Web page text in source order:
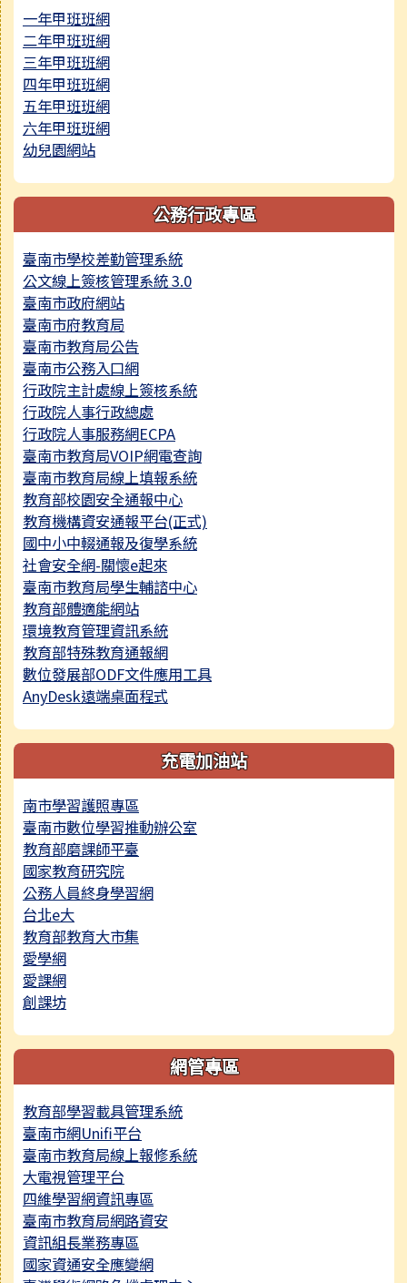
一年甲班班網
二年甲班班網
三年甲班班網
四年甲班班網
五年甲班班網
六年甲班班網
幼兒園網站
公務行政專區
臺南市學校差勤管理系統
公文線上簽核管理系統 3.0
臺南市政府網站
臺南市府教育局
臺南市教育局公告
臺南市公務入口網
行政院主計處線上簽核系統
行政院人事行政總處
行政院人事服務網ECPA
臺南市教育局VOIP網電查詢
臺南市教育局線上填報系統
教育部校園安全通報中心
教育機構資安通報平台(正式)
國中小中輟通報及復學系統
社會安全網-關懷e起來
臺南市教育局學生輔諮中心
教育部體適能網站
環境教育管理資訊系統
教育部特殊教育通報網
數位發展部ODF文件應用工具
AnyDesk遠端桌面程式
充電加油站
南市學習護照專區
臺南市數位學習推動辦公室
教育部磨課師平臺
國家教育研究院
公務人員終身學習網
台北e大
教育部教育大市集
愛學網
愛課網
創課坊
網管專區
教育部學習載具管理系統
臺南市網Unifi平台
臺南市教育局線上報修系統
大電視管理平台
四維學習網資訊專區
臺南市教育局網路資安
資訊組長業務專區
國家資通安全應變網